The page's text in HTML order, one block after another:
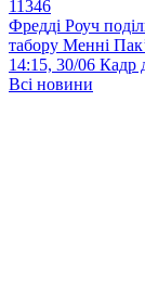
11346
Фредді Роуч
табору Менні
14:15, 30/06 Кадр
Всі новини